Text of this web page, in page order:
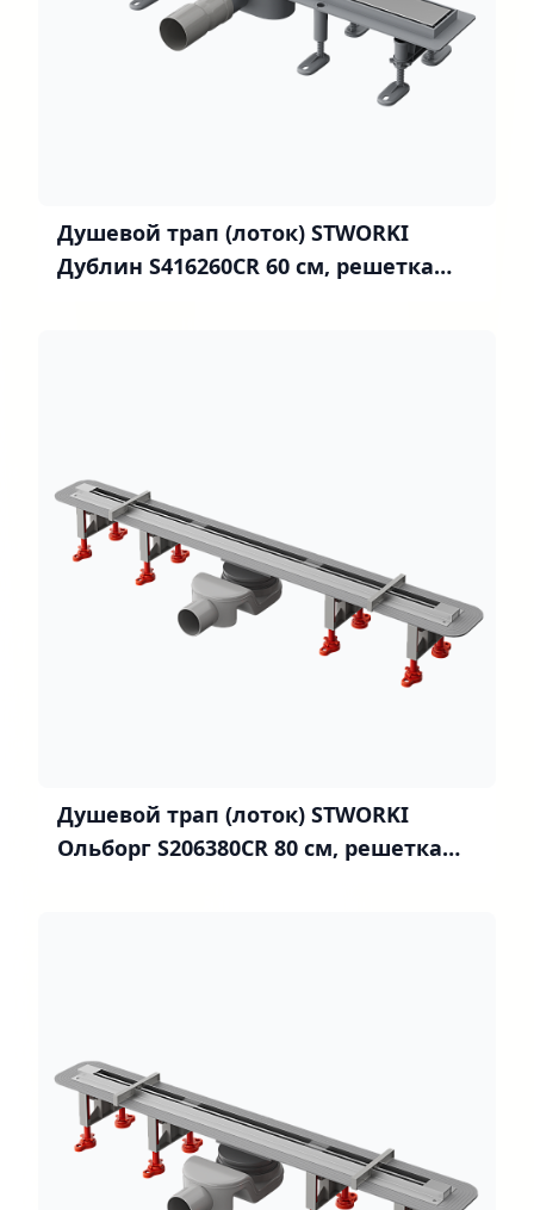
Душевой трап (лоток) STWORKI
Дублин S416260CR 60 см, решетка
Душевой трап (лоток) STWORKI
Ольборг S206380CR 80 см, решетка